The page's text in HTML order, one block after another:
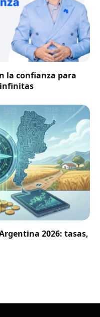
la confianza para
2026: tasas,